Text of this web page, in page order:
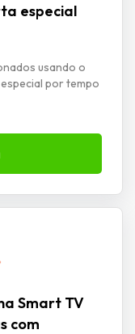
especial
usando o
por tempo
Smart TV
com